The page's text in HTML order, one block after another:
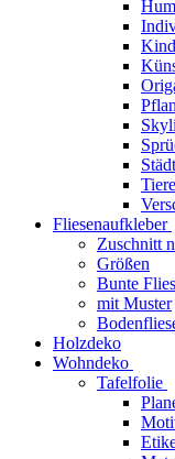
Tiere
Fliesenaufkleber
Zuschnitt
Größen
Bunte
mit Muster
Holzdeko
Wohndeko
Tafelfolie